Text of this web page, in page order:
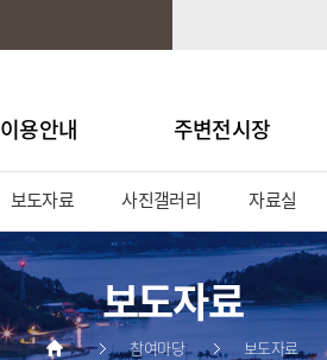
이용안내 주변전시장
보도자료 사진갤러리 자료실
보도자료
참여마당 보도자료